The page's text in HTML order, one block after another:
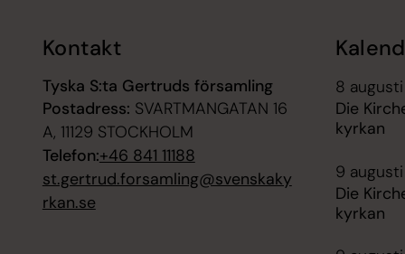
Kontakt
Tyska S:ta Gertruds församling
Postadress: SVARTMANGATAN 16
A, 11129 STOCKHOLM
Telefon:+46 841 11188
st.gertrud.forsamling@svenskaky
rkan.se
8 augusti
Die
kyrkan
9 augusti
Die
kyrkan